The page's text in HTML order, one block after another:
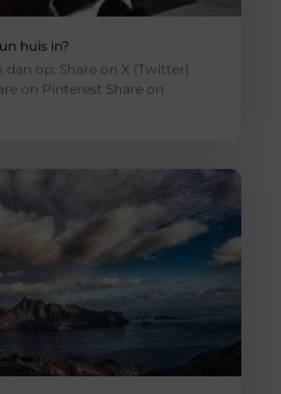
huis in?
dan op: Share on X (Twitter)
on Pinterest Share on